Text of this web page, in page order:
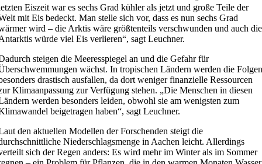
Eiszeit war es sechs Grad kühler als jetzt und große Teile der
mit Eis bedeckt. Man stelle sich vor, dass es nun sechs Grad
wird – die Arktis wäre größtenteils verschwunden und auch die
würde viel Eis verlieren“, sagt Leuchner.
steigen die Meeresspiegel an und die Gefahr für
wächst. In tropischen Ländern werden die
drastisch ausfallen, da dort weniger finanzielle Ressourcen
Klimaanpassung zur Verfügung stehen. „Die Menschen in diesen
werden besonders leiden, obwohl sie am wenigsten zum
beigetragen haben“, sagt Leuchner.
den aktuellen Modellen der Forschenden steigt die
Niederschlagsmenge in Aachen leicht. Allerdings
sich der Regen anders: Es wird mehr im Winter als im Sommer